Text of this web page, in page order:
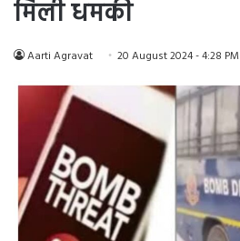
मिली धमकी
Aarti Agravat 20 August 2024 - 4:28 PM